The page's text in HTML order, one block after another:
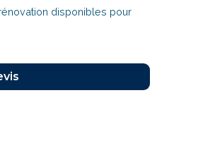
disponibles pour